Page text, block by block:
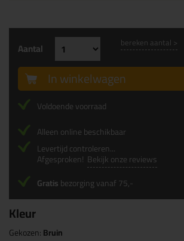
Kleur
Gekozen:Bruin
Aantal bereken aantal >
In winkelwagen
Voldoende voorraad
Alleen online beschikbaar
Levertijd controleren...
Afgesproken! Bekijk onze reviews
Gratisbezorging vanaf 75,-